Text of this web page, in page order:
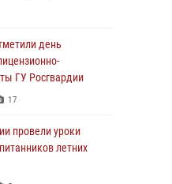
Росгвардии
при проведении
10
Росгвардии
преступный
день
ГУ Росгвардии
17
провели уроки
летних